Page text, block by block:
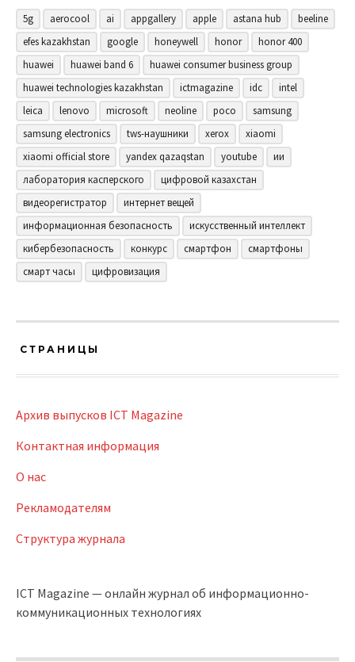
5g aerocool ai appgallery apple astana hub
beeline
efes kazakhstan
google honeywell honor
honor 400
huawei
huawei band 6
huawei consumer business group
huawei technologies kazakhstan
ictmagazine idc
intel
leica
lenovo microsoft neoline poco
samsung
samsung electronics
tws-наушники xerox
xiaomi
xiaomi official store
yandex qazaqstan youtube
ии
лаборатория касперского
цифровой казахстан
видеорегистратор
интернет вещей
информационная безопасность
искусственный интеллект
кибербезопасность
конкурс смартфон
смартфоны
смарт часы
цифровизация
СТРАНИЦЫ
Архив выпусков ICT Magazine
Контактная информация
О нас
Рекламодателям
Структура журнала
ICT Magazine — онлайн журнал об информационно-
коммуникационных технологиях